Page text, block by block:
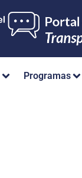
Programas